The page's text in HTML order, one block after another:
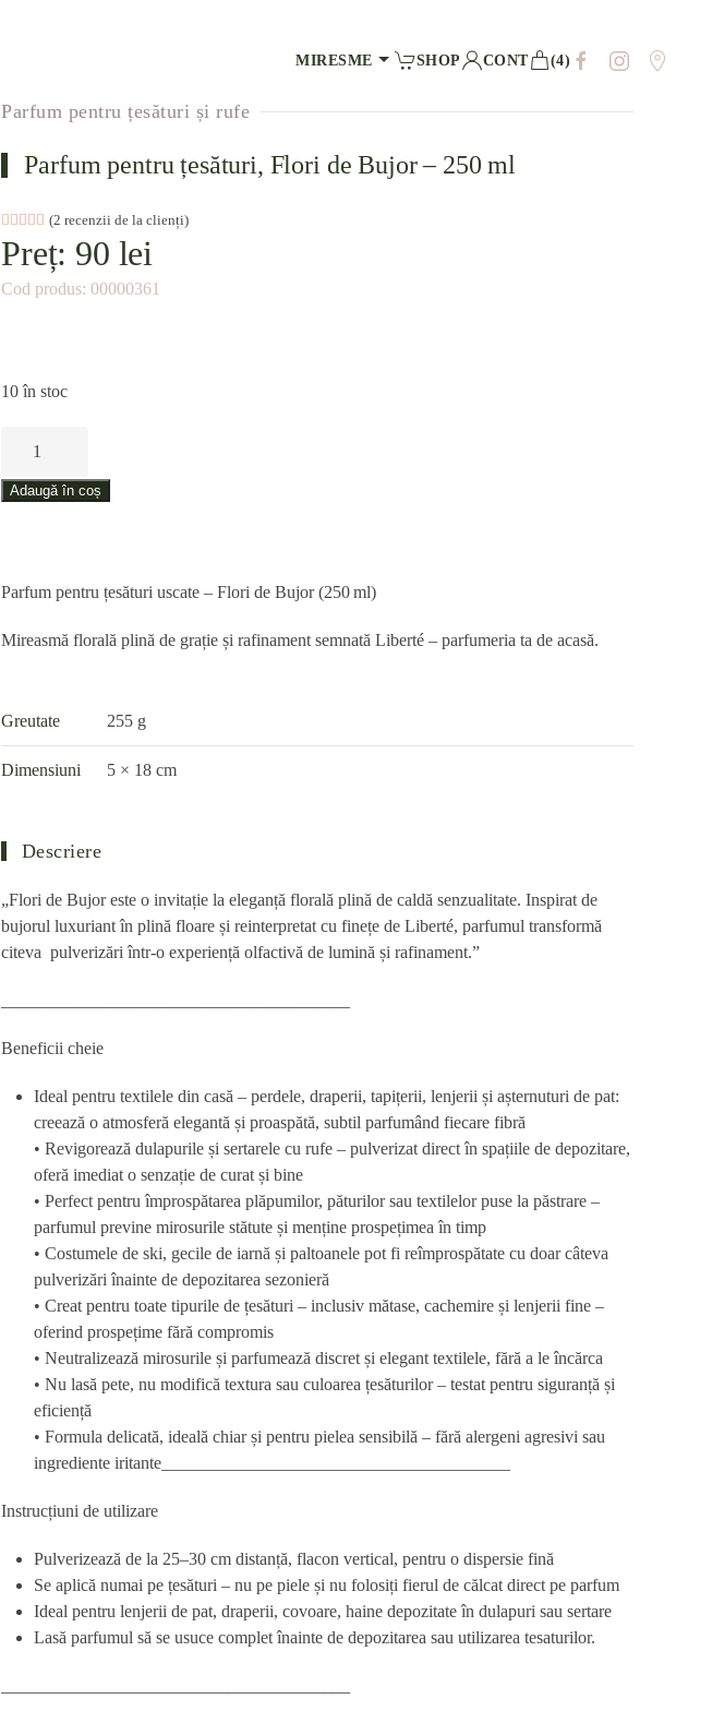
MIRESME SHOP CONT (4)
Parfum pentru țesături și rufe
Parfum pentru țesături, Flori de Bujor – 250 ml
Evaluat la5.00din 5 pe baza a
2(2 recenzii de la clienți)
Preț: 90 lei
Cod produs: 00000361
10 în stoc
pentru
Bujor
250
Adaugă în coș
Parfum pentru țesături uscate – Flori de Bujor (250 ml)
Mireasmă florală plină de grație și rafinament semnată Liberté – parfumeria ta de acasă.
Greutate 255 g
Dimensiuni 5 × 18 cm
Descriere
„Flori de Bujor este o invitație la eleganță florală plină de caldă senzualitate. Inspirat de
bujorul luxuriant în plină floare și reinterpretat cu finețe de Liberté, parfumul transformă
citeva pulverizări într-o experiență olfactivă de lumină și rafinament.”
Beneficii cheie
Ideal pentru textilele din casă – perdele, draperii, tapițerii, lenjerii și așternuturi de pat:
creează o atmosferă elegantă și proaspătă, subtil parfumând fiecare fibră
• Revigorează dulapurile și sertarele cu rufe – pulverizat direct în spațiile de depozitare,
oferă imediat o senzație de curat și bine
• Perfect pentruîmprospătarea plăpumilor, păturilor sau textilelor puse la păstrare –
parfumul previne mirosurile stătute și menține prospețimea în timp
• Costumele de ski, gecile de iarnă și paltoanele pot fi reîmprospătate cu doar câteva
pulverizări înainte de depozitarea sezonieră
• Creat pentru toate tipurile de țesături – inclusiv mătase, cachemire și lenjerii fine –
oferind prospețime fără compromis
• Neutralizează mirosurile și parfumează discret și elegant textilele, fără a le încărca
• Nu lasă pete, nu modifică textura sau culoarea țesăturilor – testat pentru siguranță și
eficiență
• Formula delicată, ideală chiar și pentru pielea sensibilă – fără alergeni agresivi sau
ingrediente iritante
Instrucțiuni de utilizare
Pulverizează de la 25–30 cm distanță, flacon vertical, pentru o dispersie fină
Se aplică numai pe țesături – nu pe piele și nu folosiți fierul de călcat direct pe parfum
Ideal pentru lenjerii de pat, draperii, covoare, haine depozitate în dulapuri sau sertare
Lasă parfumul să se usuce complet înainte de depozitarea sau utilizarea tesaturilor.